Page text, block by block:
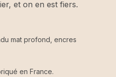
et on en est fiers.
mat profond, encres
en France.